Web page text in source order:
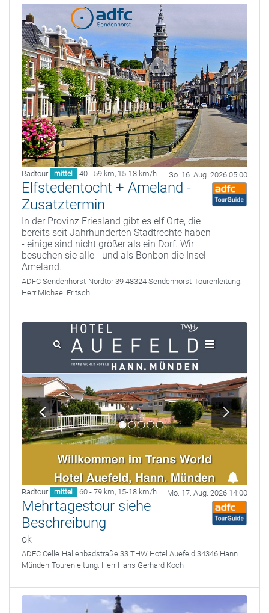
Radtour mittel 40 - 59 km, 15-18 km/h So. 16. Aug. 2026 05:00
Elfstedentocht + Ameland -
Zusatztermin
In der Provinz Friesland gibt es elf Orte, die
bereits seit Jahrhunderten Stadtrechte haben
- einige sind nicht größer als ein Dorf. Wir
besuchen sie alle - und als Bonbon die Insel
Ameland.
ADFC Sendenhorst Nordtor 39 48324 Sendenhorst Tourenleitung:
Herr Michael Fritsch
Radtour mittel 60 - 79 km, 15-18 km/h Mo. 17. Aug. 2026 14:00
Mehrtagestour siehe
Beschreibung
ok
ADFC Celle Hallenbadstraße 33 THW Hotel Auefeld 34346 Hann.
Münden Tourenleitung: Herr Hans Gerhard Koch